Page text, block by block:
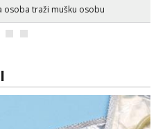
dovoljna radim i u paru i
svaka je drugačija
osoba traži mušku osobu